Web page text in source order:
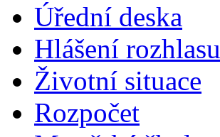
Úřední deska
Hlášení rozhlasu
Životní situace
Rozpočet